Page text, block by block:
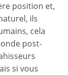
position et,
ils
cela
post-
si vous